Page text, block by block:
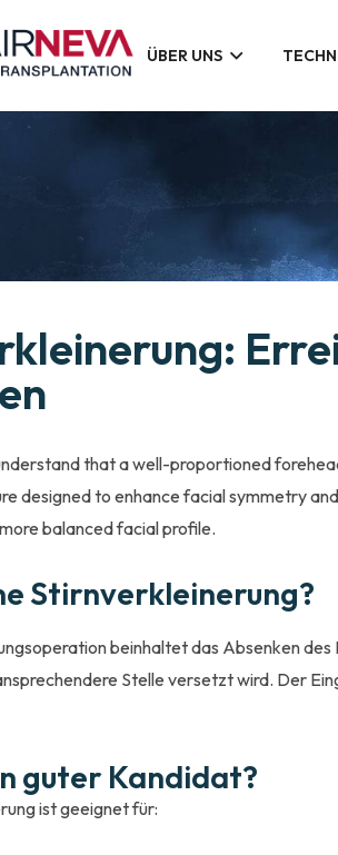
ÜBER UNS
that a well-proportioned
designed to enhance facial symmetry
balanced facial profile.
Stirnverkleinerung?
beinhaltet das Absenken
Stelle versetzt wird. Der
guter Kandidat?
ist geeignet für: